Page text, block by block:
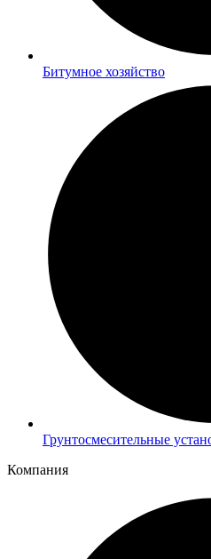
Битумное хозяйство
Грунтосмесительные
Компания